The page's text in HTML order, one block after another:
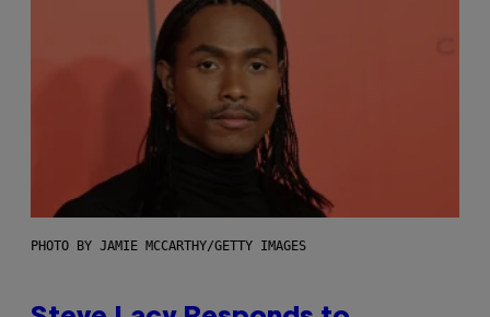
PHOTO BY JAMIE MCCARTHY/GETTY IMAGES